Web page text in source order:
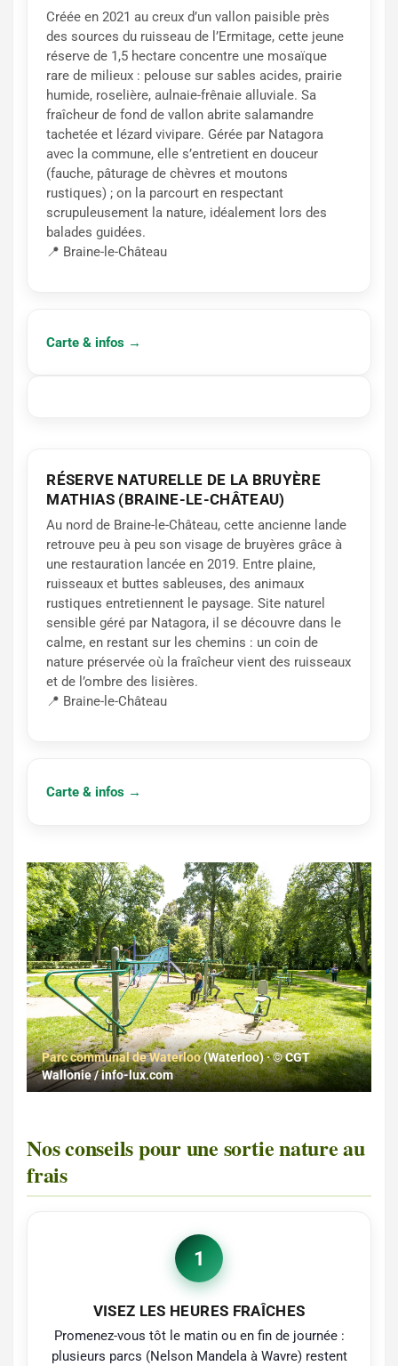
Créée en 2021 au creux d’un vallon paisible près
des sources du ruisseau de l’Ermitage, cette jeune
réserve de 1,5 hectare concentre une mosaïque
rare de milieux : pelouse sur sables acides, prairie
humide, roselière, aulnaie-frênaie alluviale. Sa
fraîcheur de fond de vallon abrite salamandre
tachetée et lézard vivipare. Gérée par Natagora
avec la commune, elle s’entretient en douceur
(fauche, pâturage de chèvres et moutons
rustiques) ; on la parcourt en respectant
scrupuleusement la nature, idéalement lors des
balades guidées.
📍 Braine-le-Château
Carte & infos →
RÉSERVE NATURELLE DE LA BRUYÈRE
MATHIAS (BRAINE-LE-CHÂTEAU)
Au nord de Braine-le-Château, cette ancienne lande
retrouve peu à peu son visage de bruyères grâce à
une restauration lancée en 2019. Entre plaine,
ruisseaux et buttes sableuses, des animaux
rustiques entretiennent le paysage. Site naturel
sensible géré par Natagora, il se découvre dans le
calme, en restant sur les chemins : un coin de
nature préservée où la fraîcheur vient des ruisseaux
et de l’ombre des lisières.
📍 Braine-le-Château
Carte & infos →
Parc communal de Waterloo(Waterloo) · © CGT
Wallonie / info-lux.com
Nos conseils pour une sortie nature au
frais
1
VISEZ LES HEURES FRAÎCHES
Promenez-vous tôt le matin ou en fin de journée :
plusieurs parcs (Nelson Mandela à Wavre) restent